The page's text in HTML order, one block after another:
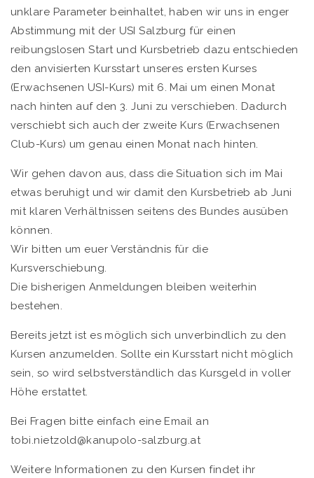
unklare Parameter beinhaltet, haben wir uns in enger
Abstimmung mit der USI Salzburg für einen
reibungslosen Start und Kursbetrieb dazu entschieden
den anvisierten Kursstart unseres ersten Kurses
(Erwachsenen USI-Kurs) mit 6. Mai um einen Monat
nach hinten auf den 3. Juni zu verschieben. Dadurch
verschiebt sich auch der zweite Kurs (Erwachsenen
Club-Kurs) um genau einen Monat nach hinten.
Wir gehen davon aus, dass die Situation sich im Mai
etwas beruhigt und wir damit den Kursbetrieb ab Juni
mit klaren Verhältnissen seitens des Bundes ausüben
können.
Wir bitten um euer Verständnis für die
Kursverschiebung.
Die bisherigen Anmeldungen bleiben weiterhin
bestehen.
Bereits jetzt ist es möglich sich unverbindlich zu den
Kursen anzumelden. Sollte ein Kursstart nicht möglich
sein, so wird selbstverständlich das Kursgeld in voller
Höhe erstattet.
Bei Fragen bitte einfach eine Email an
tobi.nietzold@kanupolo-salzburg.at
Weitere Informationen zu den Kursen findet ihr